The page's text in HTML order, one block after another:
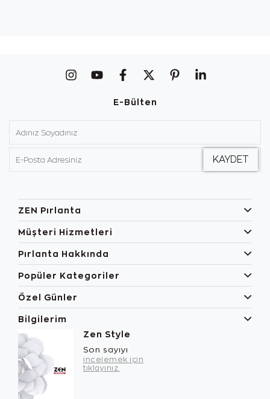
E-Bülten
ZEN Pırlanta
Müşteri Hizmetleri
Pırlanta Hakkında
Popüler Kategoriler
Özel Günler
Bilgilerim
Zen Style
Son sayıyı
incelemek için
tıklayınız.